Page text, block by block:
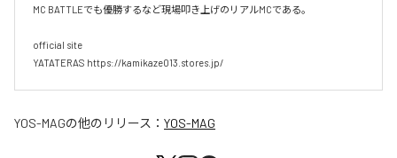
MC BATTLEでも優勝するなど現場叩き上げのリアルMCである。
official site
YATATERAS https://kamikaze013.stores.jp/
YOS-MAGの他のリリース： YOS-MAG